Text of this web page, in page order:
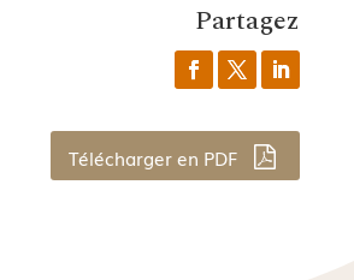
Partagez
Télécharger en PDF